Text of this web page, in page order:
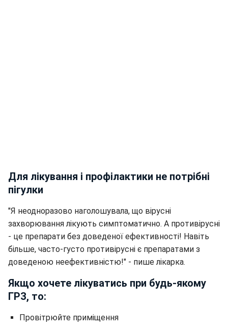
Для лікування і профілактики не потрібні
пігулки
"Я неодноразово наголошувала, що вірусні
захворювання лікують симптоматично. А противірусні
- це препарати без доведеної ефективності! Навіть
більше, часто-густо противірусні є препаратами з
доведеною неефективністю!" - пише лікарка.
Якщо хочете лікуватись при будь-якому
ГРЗ, то:
Провітрюйте приміщення